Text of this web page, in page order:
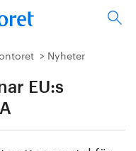
Nyheter
EU:s